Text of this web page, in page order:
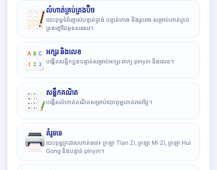
លំហាត់គ្រប់គ្រងប៊ិច
បោះពុម្ពទំព័រខ្ទាស់បន្ទាត់ត្រង់ បន្ទាត់កោង និងរូបរាង សម្រាប់ហាត់គ្រប់
គ្រងខ្មៅដៃមុនសរសេរ។
អក្សរ និងលេខ
បង្កើតសន្លឹកបួនបន្ទាត់សម្រាប់អក្សរ ពាក្យ pinyin និងលេខ។
សន្លឹកគណិត
បង្កើតលំហាត់គណិតសម្រាប់បោះពុម្ពហាត់រាល់ថ្ងៃ។
គំរូទទេ
បោះពុម្ពក្រដាសហាត់ទទេ៖ ក្រឡា Tian Zi, ក្រឡា Mi Zi, ក្រឡា Hui
Gong និងបន្ទាត់ pinyin។